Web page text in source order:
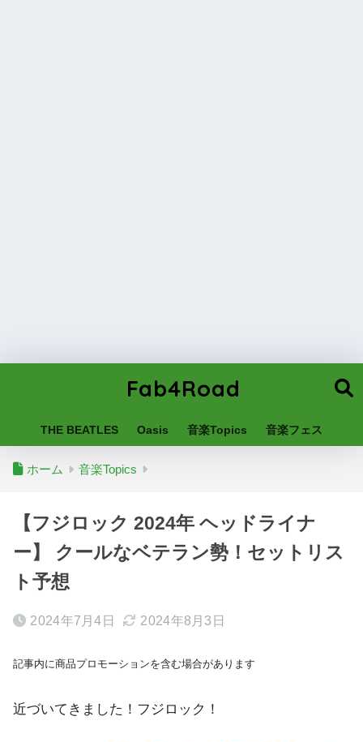
Fab4Road
THE BEATLES Oasis 音楽Topics 音楽フェス
ホーム 音楽Topics
【フジロック 2024年 ヘッドライナ
ー】 クールなベテラン勢！セットリス
ト予想
2024年7月4日 2024年8月3日
記事内に商品プロモーションを含む場合があります
近づいてきました！フジロック！